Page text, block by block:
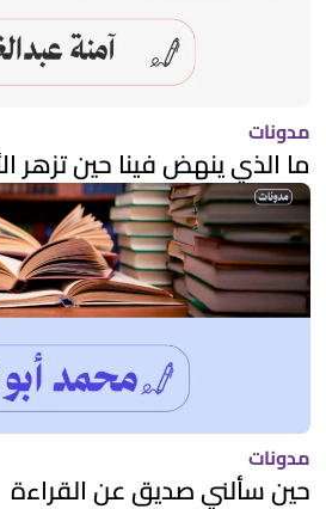
مدونات
ما الذي ينهض فينا حين تزهر
مدونات
حين سألني صديق عن القراءة